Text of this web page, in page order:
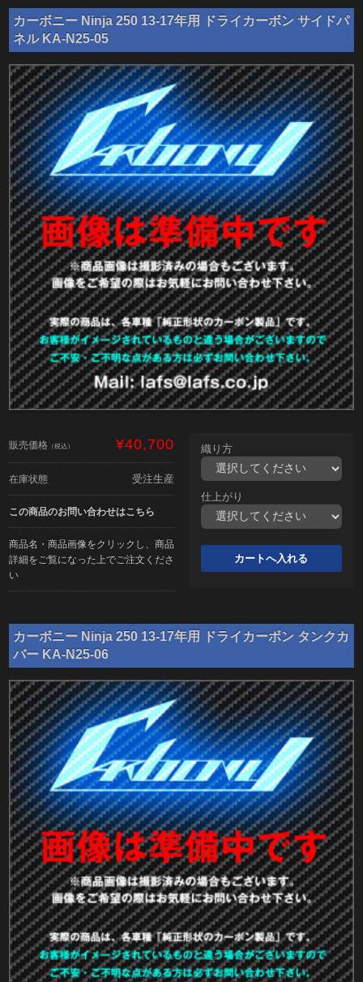
カーボニー Ninja 250 13-17年用 ドライカーボン サイドパ
ネル KA-N25-05
販売価格 （税込） ¥40,700
在庫状態 受注生産
この商品のお問い合わせはこちら
商品名・商品画像をクリックし、商品
詳細をご覧になった上でご注文くださ
い
織り方
仕上がり
カーボニー Ninja 250 13-17年用 ドライカーボン タンクカ
バー KA-N25-06